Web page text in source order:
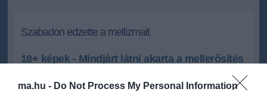
ma.hu - Do Not Process My Personal Information
Szabadon edzette a mellizmait
18+ képek - Mindjárt látni akarta a mellerősítés